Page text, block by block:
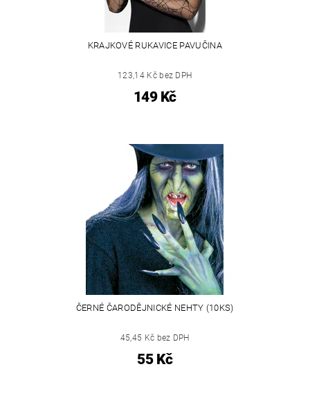
KRAJKOVÉ RUKAVICE PAVUČINA
123,14 Kč bez DPH
149 Kč
ČERNÉ ČARODĚJNICKÉ NEHTY (10KS)
45,45 Kč bez DPH
55 Kč